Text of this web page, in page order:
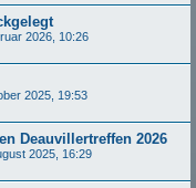
2026, 10:26
2025, 19:53
Deauvillertreffen 2026
2025, 16:29